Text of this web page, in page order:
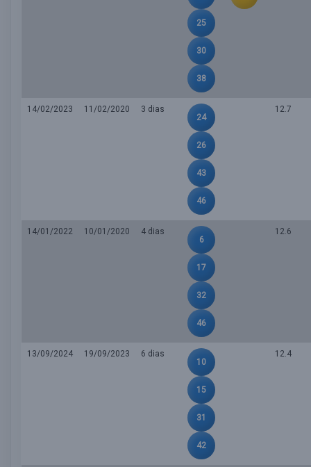
25
30
38
14/02/2023 11/02/2020
3 dias
24
26
43
46
12.7
14/01/2022 10/01/2020
4 dias
6
17
32
46
12.6
13/09/2024 19/09/2023
6 dias
10
15
31
42
12.4